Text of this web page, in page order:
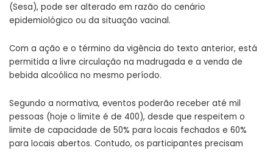
(Sesa), pode ser alterado em razão do cenário
epidemiológico ou da situação vacinal.
Com a ação e o término da vigência do texto anterior, está
permitida a livre circulação na madrugada e a venda de
bebida alcoólica no mesmo período.
Segundo a normativa, eventos poderão receber até mil
pessoas (hoje o limite é de 400), desde que respeitem o
limite de capacidade de 50% para locais fechados e 60%
para locais abertos. Contudo, os participantes precisam